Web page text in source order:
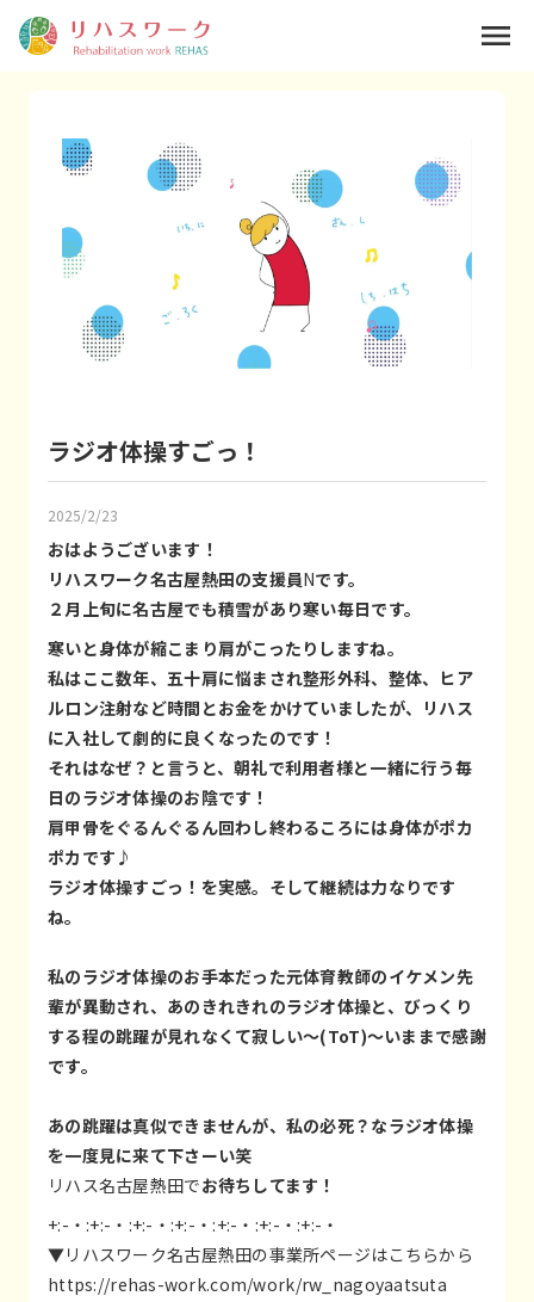
ラジオ体操すごっ！
2025/2/23
おはようございます！
リハスワーク名古屋熱田の支援員Nです。
２月上旬に名古屋でも積雪があり寒い毎日です。
寒いと身体が縮こまり肩がこったりしますね。
私はここ数年、五十肩に悩まされ整形外科、整体、ヒア
ルロン注射など時間とお金をかけていましたが、リハス
に入社して劇的に良くなったのです！
それはなぜ？と言うと、朝礼で利用者様と一緒に行う毎
日のラジオ体操のお陰です！
肩甲骨をぐるんぐるん回わし終わるころには身体がポカ
ポカです♪
ラジオ体操すごっ！を実感。そして継続は力なりです
ね。
私のラジオ体操のお手本だった元体育教師のイケメン先
輩が異動され、あのきれきれのラジオ体操と、びっくり
する程の跳躍が見れなくて寂しい〜(ToT)〜いままで感謝
です。
あの跳躍は真似できませんが、私の必死？なラジオ体操
を一度見に来て下さーい笑
リハス名古屋熱田でお待ちしてます！
+:-・:+:-・:+:-・:+:-・:+:-・:+:-・:+:-・
▼リハスワーク名古屋熱田の事業所ページはこちらから
https://rehas-work.com/work/rw_nagoyaatsuta
menu